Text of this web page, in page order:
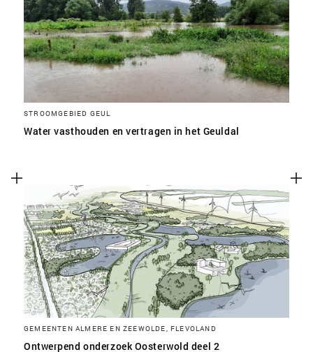
STROOMGEBIED GEUL
Water vasthouden en vertragen in het Geuldal
GEMEENTEN ALMERE EN ZEEWOLDE, FLEVOLAND
Ontwerpend onderzoek Oosterwold deel 2